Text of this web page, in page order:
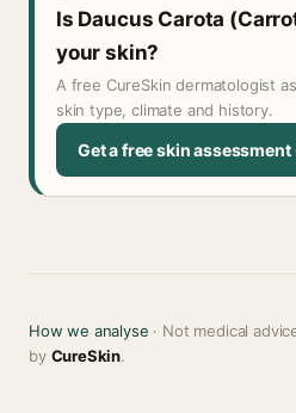
Is Daucus Carota
your skin?
A free CureSkin dermatologist
skin type, climate and history.
Get a free skin
How we analyse · Not medical
by CureSkin.